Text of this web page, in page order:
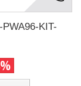
KIT-